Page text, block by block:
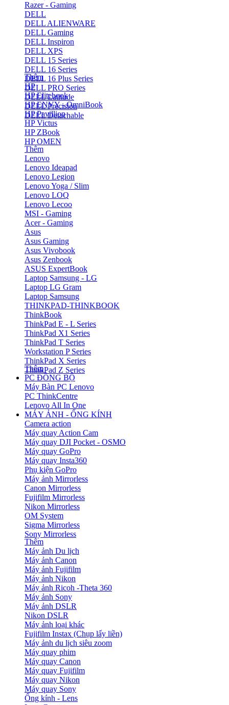
Razer - Gaming
DELL
DELL ALIENWARE
DELL Gaming
DELL Inspiron
DELL XPS
DELL 15 Series
DELL 16 Series
DELL 16 Plus Series
DELL PRO Series
DELL Latitude
DELL Precision
DELL Detachable
Thêm
HP
HP Elitebook
HP ENVY - OmniBook
HP Pavillion
HP Victus
HP ZBook
HP OMEN
Thêm
Lenovo
Lenovo Ideapad
Lenovo Legion
Lenovo Yoga / Slim
Lenovo LOQ
Lenovo Lecoo
MSI - Gaming
Acer - Gaming
Asus
Asus Gaming
Asus Vivobook
Asus Zenbook
ASUS ExpertBook
Laptop Samsung - LG
Laptop LG Gram
Laptop Samsung
THINKPAD-THINKBOOK
ThinkBook
ThinkPad E - L Series
ThinkPad X1 Series
ThinkPad T Series
Workstation P Series
ThinkPad X Series
ThinkPad Z Series
Thêm
PC ĐỒNG BỘ
Máy Bàn PC Lenovo
PC ThinkCentre
Lenovo All In One
MÁY ẢNH - ỐNG KÍNH
Camera action
Máy quay Action Cam
Máy quay DJI Pocket - OSMO
Máy quay GoPro
Máy quay Insta360
Phụ kiện GoPro
Máy ảnh Mirrorless
Canon Mirrorless
Fujifilm Mirrorless
Nikon Mirrorless
OM System
Sigma Mirrorless
Sony Mirrorless
Thêm
Máy ảnh Du lịch
Máy ảnh Canon
Máy ảnh Fujifilm
Máy ảnh Nikon
Máy ảnh Ricoh -Theta 360
Máy ảnh Sony
Máy ảnh DSLR
Nikon DSLR
Máy ảnh loại khác
Fujifilm Instax (Chụp lấy liền)
Máy ảnh du lịch siêu zoom
Máy quay phim
Máy quay Canon
Máy quay Fujifilm
Máy quay Nikon
Máy quay Sony
Ống kính - Lens